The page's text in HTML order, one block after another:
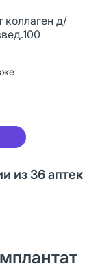
коллаген д/
из 36 аптек